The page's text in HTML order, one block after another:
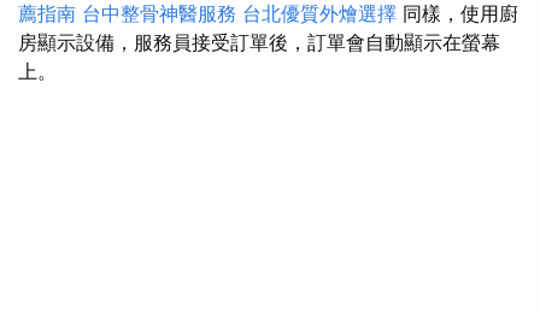
薦指南 台中整骨神醫服務 台北優質外燴選擇 同樣，使用廚
房顯示設備，服務員接受訂單後，訂單會自動顯示在螢幕
上。